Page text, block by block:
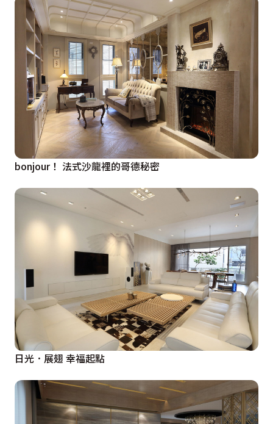
bonjour！ 法式沙龍裡的哥德秘密
日光．展翅 幸福起點